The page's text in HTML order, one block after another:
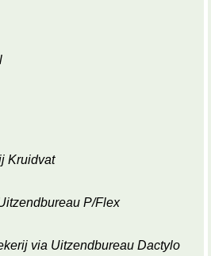
Kruidvat
P/Flex
via Uitzendbureau Dactylo